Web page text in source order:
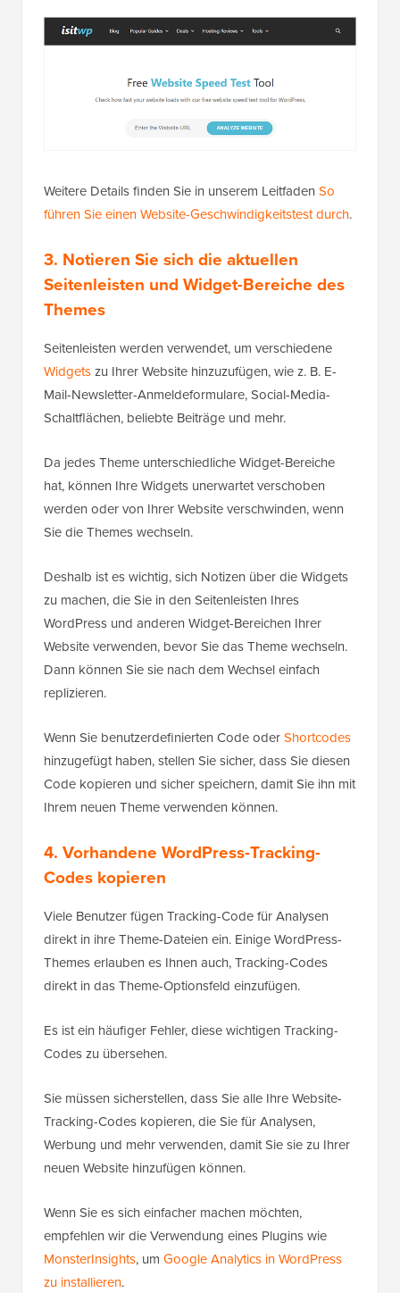
Weitere Details finden Sie in unserem Leitfaden So
führen Sie einen Website-Geschwindigkeitstest durch.
3. Notieren Sie sich die aktuellen
Seitenleisten und Widget-Bereiche des
Themes
Seitenleisten werden verwendet, um verschiedene
Widgetszu Ihrer Website hinzuzufügen, wie z. B. E-
Mail-Newsletter-Anmeldeformulare, Social-Media-
Schaltflächen, beliebte Beiträge und mehr.
Da jedes Theme unterschiedliche Widget-Bereiche
hat, können Ihre Widgets unerwartet verschoben
werden oder von Ihrer Website verschwinden, wenn
Sie die Themes wechseln.
Deshalb ist es wichtig, sich Notizen über die Widgets
zu machen, die Sie in den Seitenleisten Ihres
WordPress und anderen Widget-Bereichen Ihrer
Website verwenden, bevor Sie das Theme wechseln.
Dann können Sie sie nach dem Wechsel einfach
replizieren.
Wenn Sie benutzerdefinierten Code oderShortcodes
hinzugefügt haben, stellen Sie sicher, dass Sie diesen
Code kopieren und sicher speichern, damit Sie ihn mit
Ihrem neuen Theme verwenden können.
4. Vorhandene WordPress-Tracking-
Codes kopieren
Viele Benutzer fügen Tracking-Code für Analysen
direkt in ihre Theme-Dateien ein. Einige WordPress-
Themes erlauben es Ihnen auch, Tracking-Codes
direkt in das Theme-Optionsfeld einzufügen.
Es ist ein häufiger Fehler, diese wichtigen Tracking-
Codes zu übersehen.
Sie müssen sicherstellen, dass Sie alle Ihre Website-
Tracking-Codes kopieren, die Sie für Analysen,
Werbung und mehr verwenden, damit Sie sie zu Ihrer
neuen Website hinzufügen können.
Wenn Sie es sich einfacher machen möchten,
empfehlen wir die Verwendung eines Plugins wie
MonsterInsights, um Google Analytics in WordPress
zu installieren.